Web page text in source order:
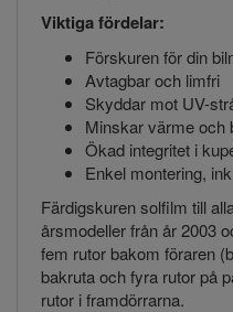
Viktiga fördelar:
Förskuren för din
Avtagbar och limfri
Skyddar mot UV-
Minskar värme och
Ökad integritet i
Enkel montering,
Färdigskuren solfilm till
årsmodeller från år 2003
fem rutor bakom föraren
bakruta och fyra rutor på
rutor i framdörrarna.